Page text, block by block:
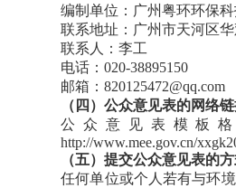
编制单位：广州粤环环保科
联系地址：广州市天河区
联系人：李工
电话：020-38895150
邮箱：820125472@qq.com
（四）公众意见表的网络
公众意见表模板
http://www.mee.gov.cn/
（五）提交公众意见表的
任何单位或个人若有与环